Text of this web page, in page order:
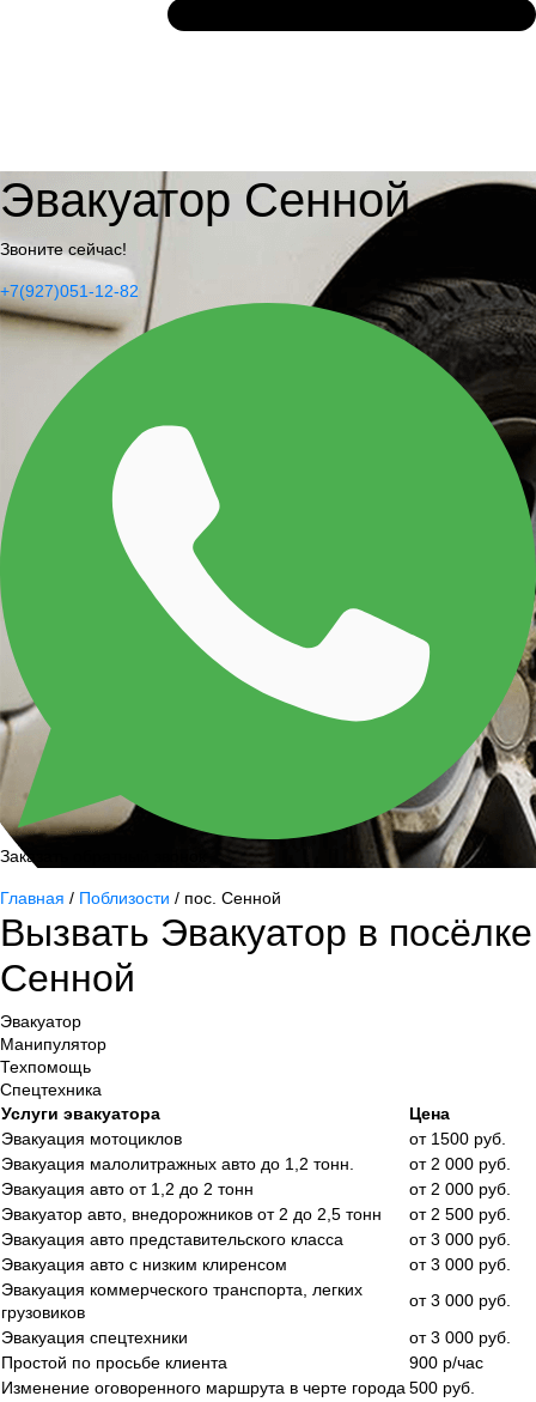
Эвакуатор Сенной
Звоните сейчас!
+7(927)051-12-82
Заказать обратный звонок
Главная / Поблизости / пос. Сенной
Вызвать Эвакуатор в посёлке
Сенной
Эвакуатор
Манипулятор
Техпомощь
Спецтехника
Услуги эвакуатора
Цена
Эвакуация мотоциклов
от 1500 руб.
Эвакуация малолитражных авто до 1,2 тонн.
от 2 000 руб.
Эвакуация авто от 1,2 до 2 тонн
от 2 000 руб.
Эвакуатор авто, внедорожников от 2 до 2,5 тонн
от 2 500 руб.
Эвакуация авто представительского класса
от 3 000 руб.
Эвакуация авто с низким клиренсом
от 3 000 руб.
Эвакуация коммерческого транспорта, легких
грузовиков
от 3 000 руб.
Эвакуация спецтехники
от 3 000 руб.
Простой по просьбе клиента
900 р/час
Изменение оговоренного маршрута в черте города 500 руб.